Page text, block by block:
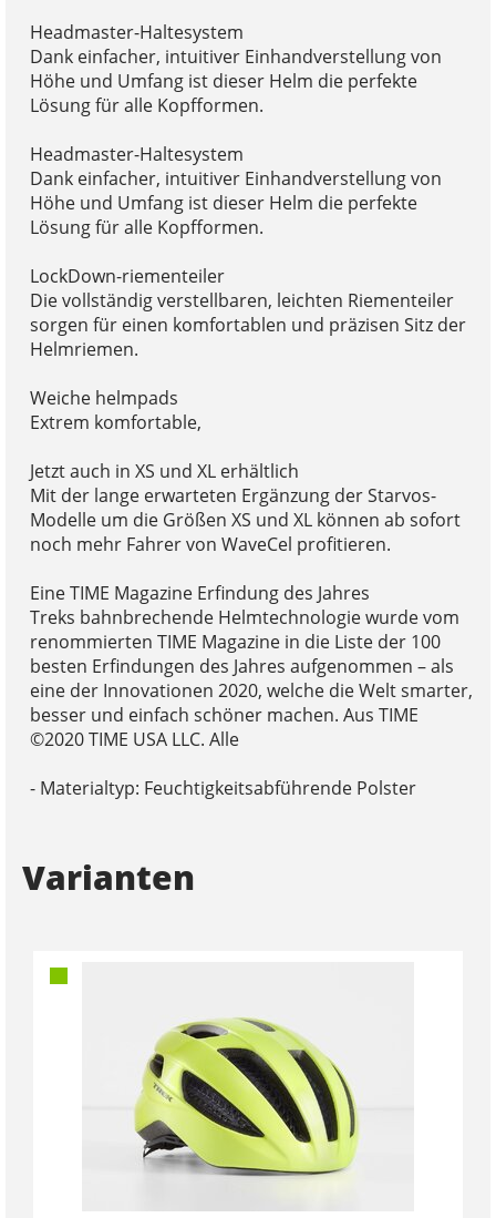
Headmaster-Haltesystem
Dank einfacher, intuitiver Einhandverstellung von
Höhe und Umfang ist dieser Helm die perfekte
Lösung für alle Kopfformen.
Headmaster-Haltesystem
Dank einfacher, intuitiver Einhandverstellung von
Höhe und Umfang ist dieser Helm die perfekte
Lösung für alle Kopfformen.
LockDown-riementeiler
Die vollständig verstellbaren, leichten Riementeiler
sorgen für einen komfortablen und präzisen Sitz der
Helmriemen.
Weiche helmpads
Extrem komfortable,
Jetzt auch in XS und XL erhältlich
Mit der lange erwarteten Ergänzung der Starvos-
Modelle um die Größen XS und XL können ab sofort
noch mehr Fahrer von WaveCel profitieren.
Eine TIME Magazine Erfindung des Jahres
Treks bahnbrechende Helmtechnologie wurde vom
renommierten TIME Magazine in die Liste der 100
besten Erfindungen des Jahres aufgenommen – als
eine der Innovationen 2020, welche die Welt smarter,
besser und einfach schöner machen. Aus TIME
©2020 TIME USA LLC. Alle
- Materialtyp: Feuchtigkeitsabführende Polster
Varianten